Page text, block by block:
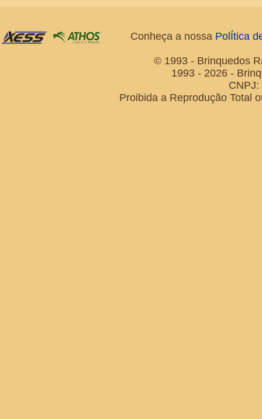
Conheça a nossa PolÍtica
© 1993 - Brinquedos
1993 - 2026 -
Proibida a Reprodução